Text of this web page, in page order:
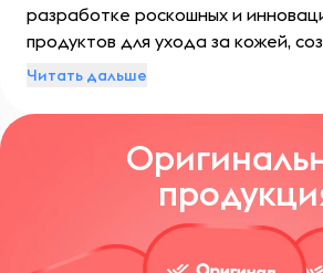
разработке роскошных и
продуктов для ухода за кожей,
использованием передовых
Читать дальше